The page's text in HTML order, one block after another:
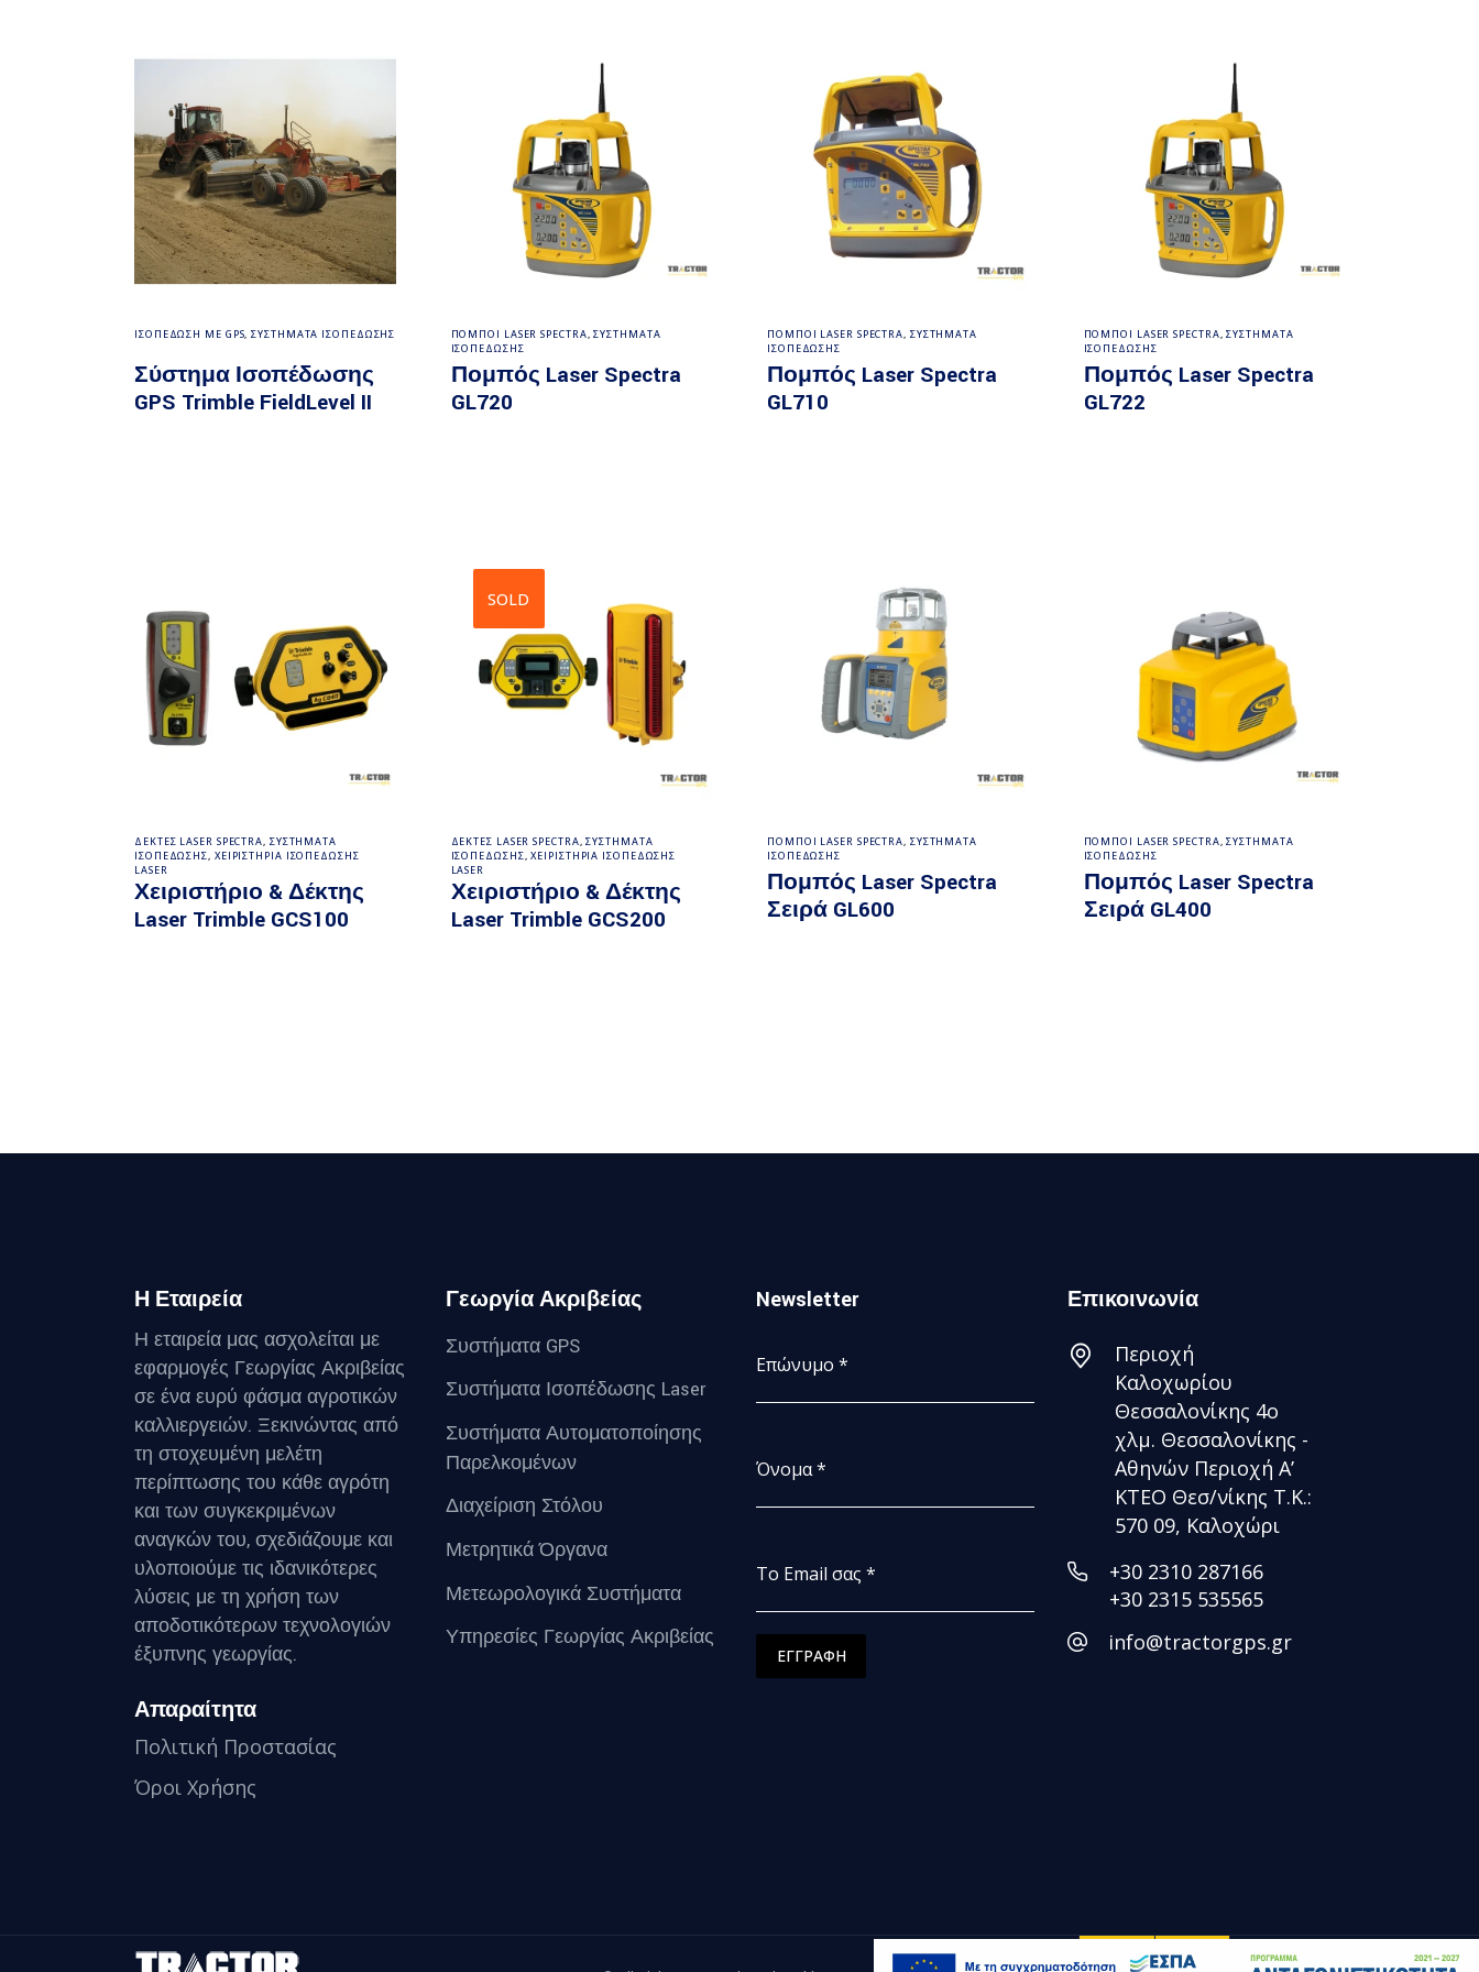
Διαβάστε περισσότερα
ΙΣΟΠΕΔΩΣΗ ΜΕ GPS,ΣΥΣΤΗΜΑΤΑ ΙΣΟΠΕΔΩΣΗΣ
Σύστημα Ισοπέδωσης
GPS Trimble FieldLevel II
Διαβάστε περισσότερα
ΠΟΜΠΟΙ LASER SPECTRA,ΣΥΣΤΗΜΑΤΑ
ΙΣΟΠΕΔΩΣΗΣ
Πομπός Laser Spectra
GL720
Διαβάστε περισσότερα
ΠΟΜΠΟΙ LASER SPECTRA, ΣΥΣΤΗΜΑΤΑ
ΙΣΟΠΕΔΩΣΗΣ
Πομπός Laser Spectra
GL710
Διαβάστε περισσότερα
ΠΟΜΠΟΙ LASER SPECTRA,ΣΥΣΤΗΜΑΤΑ
ΙΣΟΠΕΔΩΣΗΣ
Πομπός Laser Spectra
GL722
Διαβάστε περισσότερα
ΔΕΚΤΕΣ LASER SPECTRA, ΣΥΣΤΗΜΑΤΑ
ΙΣΟΠΕΔΩΣΗΣ, ΧΕΙΡΙΣΤΗΡΙΑ ΙΣΟΠΕΔΩΣΗΣ
LASER
Χειριστήριο & Δέκτης
Laser Trimble GCS100
SOLD
Διαβάστε περισσότερα
ΔΕΚΤΕΣ LASER SPECTRA,ΣΥΣΤΗΜΑΤΑ
ΙΣΟΠΕΔΩΣΗΣ,ΧΕΙΡΙΣΤΗΡΙΑ ΙΣΟΠΕΔΩΣΗΣ
LASER
Χειριστήριο & Δέκτης
Laser Trimble GCS200
Διαβάστε περισσότερα
ΠΟΜΠΟΙ LASER SPECTRA, ΣΥΣΤΗΜΑΤΑ
ΙΣΟΠΕΔΩΣΗΣ
Πομπός Laser Spectra
Σειρά GL600
Διαβάστε περισσότερα
ΠΟΜΠΟΙ LASER SPECTRA,ΣΥΣΤΗΜΑΤΑ
ΙΣΟΠΕΔΩΣΗΣ
Πομπός Laser Spectra
Σειρά GL400
Η Εταιρεία
Η εταιρεία μας ασχολείται με
εφαρμογές Γεωργίας Ακριβείας
σε ένα ευρύ φάσμα αγροτικών
καλλιεργειών. Ξεκινώντας από
τη στοχευμένη μελέτη
περίπτωσης του κάθε αγρότη
και των συγκεκριμένων
αναγκών του, σχεδιάζουμε και
υλοποιούμε τις ιδανικότερες
λύσεις με τη χρήση των
αποδοτικότερων τεχνολογιών
έξυπνης γεωργίας.
Απαραίτητα
Πολιτική Προστασίας
Όροι Χρήσης
Γεωργία Ακριβείας
Συστήματα GPS
Συστήματα Ισοπέδωσης Laser
Συστήματα Αυτοματοποίησης
Παρελκομένων
Διαχείριση Στόλου
Μετρητικά Όργανα
Μετεωρολογικά Συστήματα
Υπηρεσίες Γεωργίας Ακριβείας
Newsletter
Επώνυμο *
Όνομα*
Το Email σας *
ΕΓΓΡΑΦΗ
Επικοινωνία
Περιοχή
Καλοχωρίου
Θεσσαλονίκης 4ο
χλμ. Θεσσαλονίκης -
Αθηνών Περιοχή Α’
ΚΤΕΟ Θεσ/νίκης Τ.Κ.:
570 09, Καλοχώρι
+30 2310 287166
+30 2315 535565
info@tractorgps.gr